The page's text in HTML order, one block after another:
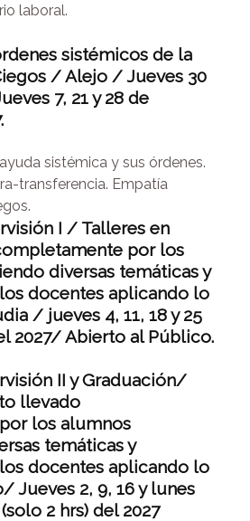
laboral.
sistémicos de la
/ Alejo / Jueves 30
7, 21 y 28 de
sistémica y sus órdenes.
transferencia. Empatía
I / Talleres en
por los
diversas temáticas y
docentes aplicando lo
/ jueves 4, 11, 18 y 25
2027/Abierto al Público.
II y Graduación/
llevado
los alumnos
temáticas y
docentes aplicando lo
Jueves 2, 9, 16 ylunes
2 hrs) del 2027